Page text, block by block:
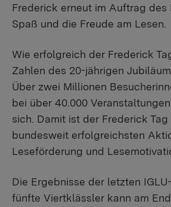
Frederick erneut im Auftrag des
Spaß und die Freude am Lesen.
Wie erfolgreich der Frederick
Zahlen des 20-jährigen
Über zwei Millionen
bei über 40.000
sich. Damit ist der Frederick
bundesweit erfolgreichsten
Leseförderung und
Die Ergebnisse der letzten
fünfte Viertklässler kann am